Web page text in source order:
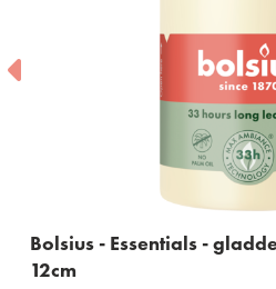
- Essentials - gladde